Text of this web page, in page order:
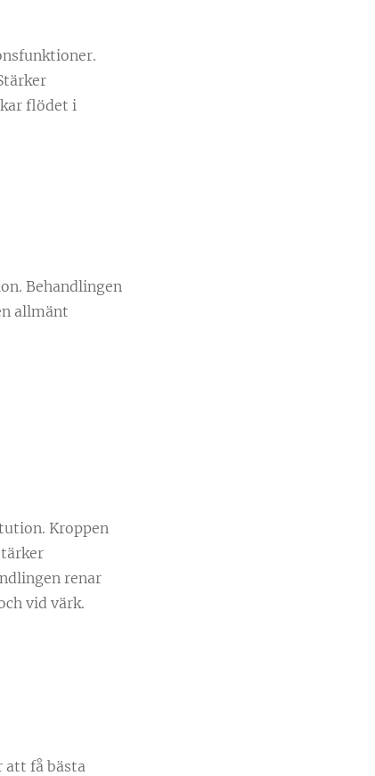
flödet i
Behandlingen
allmänt
Kroppen
renar
vid värk.
att få bästa